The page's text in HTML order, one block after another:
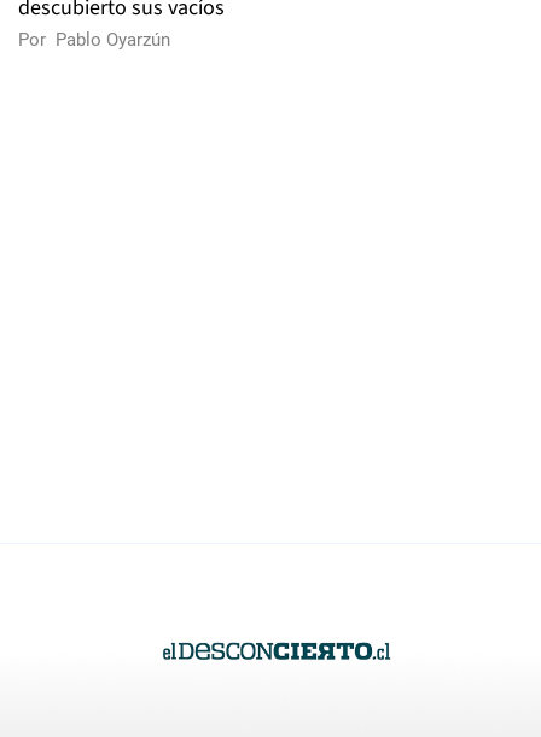
descubierto sus vacíos
Por Pablo Oyarzún